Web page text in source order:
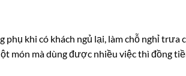
khi có khách ngủ lại, làm chỗ nghỉ trưa
món mà dùng được nhiều việc thì đồng